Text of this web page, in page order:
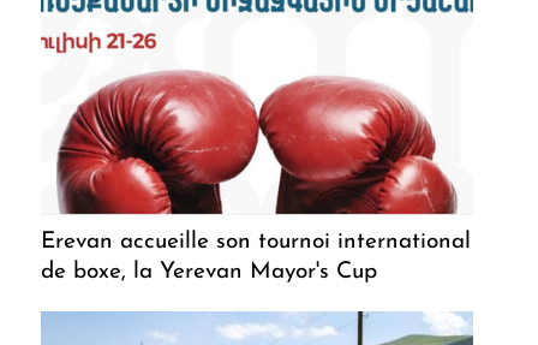
Erevan accueille son tournoi international
de boxe, la Yerevan Mayor's Cup